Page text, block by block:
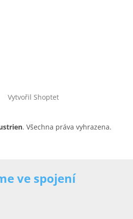
Vytvořil Shoptet
. Všechna práva vyhrazena.
ve spojení